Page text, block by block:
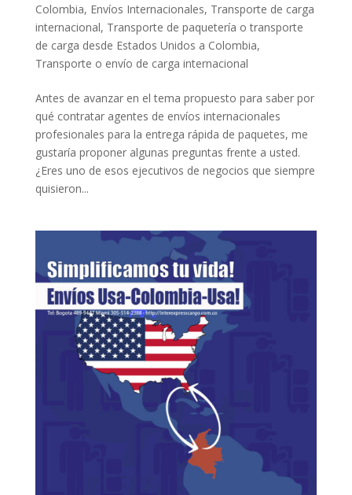
Colombia, Envíos Internacionales, Transporte de carga
internacional, Transporte de paquetería o transporte
de carga desde Estados Unidos a Colombia,
Transporte o envío de carga internacional
Antes de avanzar en el tema propuesto para saber por
qué contratar agentes de envíos internacionales
profesionales para la entrega rápida de paquetes, me
gustaría proponer algunas preguntas frente a usted.
¿Eres uno de esos ejecutivos de negocios que siempre
quisieron...